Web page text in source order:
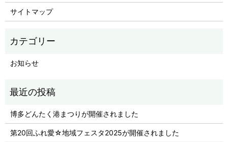
サイトマップ
お知らせ
博多どんたく港まつりが開催されました
第20回ふれ愛☆地域フェスタ2025が開催されました